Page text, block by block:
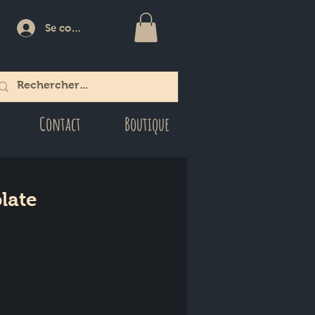
Se connecter
Contact Boutique